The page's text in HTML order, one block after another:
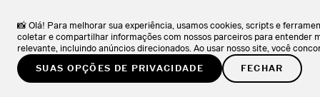
📸 Olá! Para melhorar sua experiência, usamos cookies, scripts e
coletar e compartilhar informações com nossos parceiros para entender
relevante, incluindo anúncios direcionados. Ao usar nosso site, você
SUAS OPÇÕES DE PRIVACIDADE
FECHAR
O sistema que os fotógrafos estavam esperando.
EXPERIMENTE GRÁTIS